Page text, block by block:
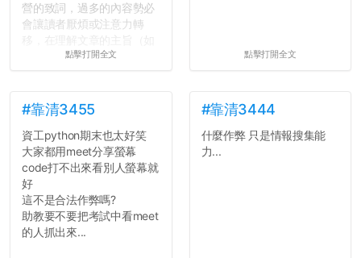
營的致詞，過多的內容勢必
會讓讀者厭煩或注意力轉
移，在理解文章的主旨（如
果有的話）前就失去興趣。
的聲明一樣正式，但至少在
用字上多加留意。有些語句
用說的可能會引人發笑或多
聽幾句，但寫成文字時只會
讓人感到疲乏。
2. 文章主題不明
在學生會臉書的貼文中
可以看到，全篇文章以連字
點擊打開全文 點擊打開全文
#靠清3455
資工python期末也太好笑
大家都用meet分享螢幕
code打不出來看別人螢幕就
好
這不是合法作弊嗎?
助教要不要把考試中看meet
的人抓出來...
#靠清3444
什麼作弊 只是情報搜集能
力...